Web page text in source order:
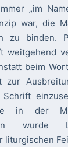
„im
war, die
zu binden.
weitgehend
beim
zur
in der
wurde